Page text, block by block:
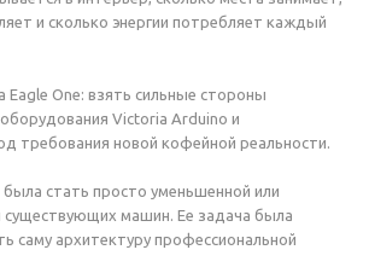
и сколько энергии потребляет каждый
Eagle One: взять сильные стороны
Victoria Arduino и
требования новой кофейной реальности.
стать просто уменьшенной или
существующих машин. Ее задача была
саму архитектуру профессиональной